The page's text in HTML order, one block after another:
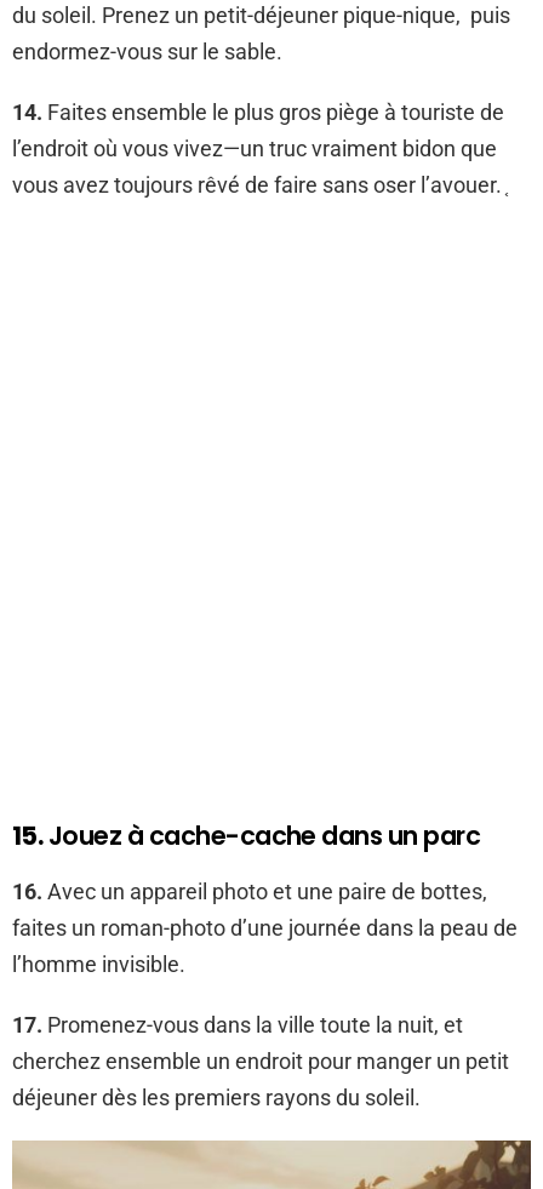
du soleil. Prenez un petit-déjeuner pique-nique, puis
endormez-vous sur le sable.
14. Faites ensemble le plus gros piège à touriste de
l’endroit où vous vivez—un truc vraiment bidon que
vous avez toujours rêvé de faire sans oser l’avouer. ֤
15.Jouez à cache-cache dans un parc
16. Avec un appareil photo et une paire de bottes,
faites un roman-photo d’une journée dans la peau de
l’homme invisible.
17. Promenez-vous dans la ville toute la nuit, et
cherchez ensemble un endroit pour manger un petit
déjeuner dès les premiers rayons du soleil.